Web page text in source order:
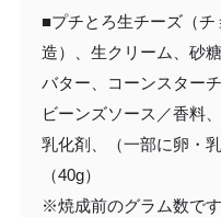
■プチとろ生チーズ（
造）、生クリーム、砂
バター、コーンスター
ビーンズソース／香料
乳化剤、（一部に卵・
（40g）
※焼成前のグラム数で